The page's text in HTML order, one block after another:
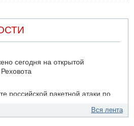
сегодня на открытой
российской ракетной атаки по
Вся лента